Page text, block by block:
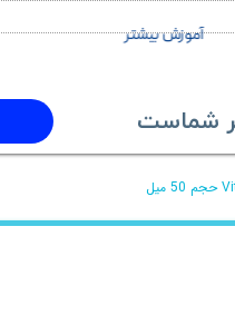
آموزش بیشتر
شماست​​​​​​​